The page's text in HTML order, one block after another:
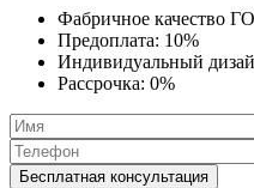
Фабричное качество
Предоплата: 10%
Индивидуальный
Рассрочка: 0%